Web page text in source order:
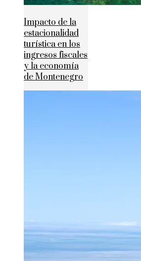
Impacto de la
estacionalidad
turística en los
ingresos fiscales
y la economía
de Montenegro